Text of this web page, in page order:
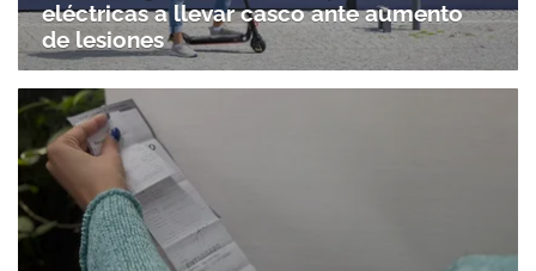
Gracias por suscribirte a nuestro boletín.
ACEPTAR
eléctricas a llevar casco ante aumento
de lesiones